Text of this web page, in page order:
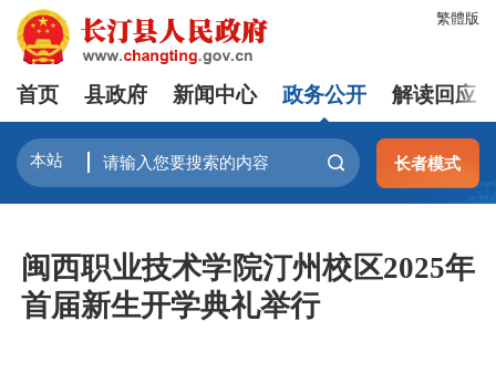
繁體版
首页 县政府 新闻中心 政务公开 解读回应
长者模式
闽西职业技术学院汀州校区2025年
首届新生开学典礼举行